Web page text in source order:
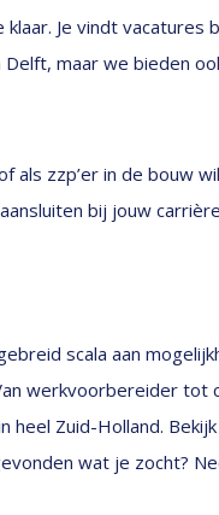
Je vindt vacatures
maar we bieden
als zzp’er in de bouw
bij jouw
scala aan
werkvoorbereider tot
Zuid-Holland.
wat je zocht?